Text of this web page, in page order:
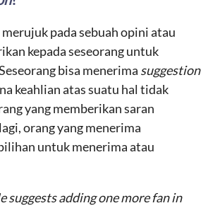
pada sebuah opini atau
kepada seseorang untuk
bisa menerima suggestion
keahlian atas suatu hal tidak
yang memberikan saran
orang yang menerima
untuk menerima atau
suggests adding one more fan in